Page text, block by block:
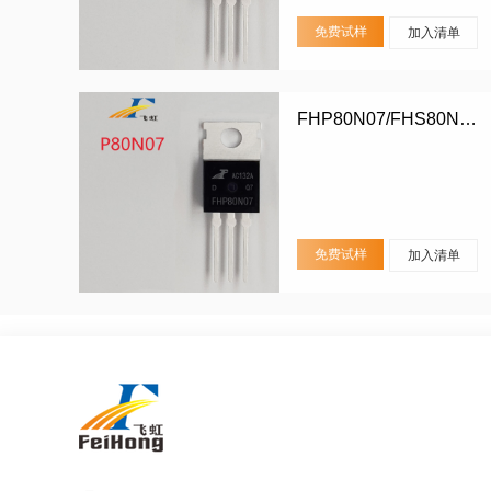
免费试样 加入清单
FHP80N07/FHS80N07/FHD80N07
免费试样 加入清单